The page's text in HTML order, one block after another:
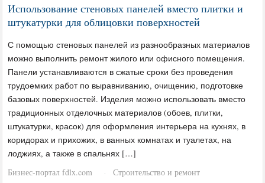
Использование стеновых панелей вместо плитки и
штукатурки для облицовки поверхностей
С помощью стеновых панелей из разнообразных материалов
можно выполнить ремонт жилого или офисного помещения.
Панели устанавливаются в сжатые сроки без проведения
трудоемких работ по выравниванию, очищению, подготовке
базовых поверхностей. Изделия можно использовать вместо
традиционных отделочных материалов (обоев, плитки,
штукатурки, красок) для оформления интерьера на кухнях, в
коридорах и прихожих, в ванных комнатах и туалетах, на
лоджиях, а также в спальнях […]
Бизнес-портал fdlx.com
· Строительство и ремонт